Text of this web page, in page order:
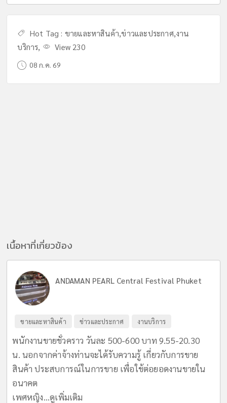
Hot Tag : ขายและหาสินค้า,ข่าวและประกาศ,งาน
บริการ, View 230
08 ก.ค. 69
เนื้อหาที่เกี่ยวข้อง
ANDAMAN PEARL Central Festival Phuket
ขายและหาสินค้า ข่าวและประกาศ งานบริการ
พนักงานขายชั่วคราว วันละ 500-600 บาท 9.55-20.30
น. นอกจากค่าจ้างท่านจะได้รับความรู้ เกี่ยวกับการขาย
สินค้า ประสบการณ์ในการขาย เพื่อใช้ต่อยอดงานขายใน
อนาคต
เพศหญิง...ดูเพิ่มเติม